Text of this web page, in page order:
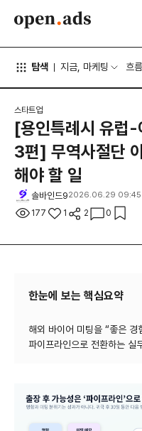
탐색 지금, 마케팅 흐
스타트업
[용인특례시 유럽-
3편] 무역사절단
해야 할 일
솔바인드92026.06.29 09:45
177 1 2 0
한눈에 보는 핵심요약
해외 바이어 미팅을 “좋은